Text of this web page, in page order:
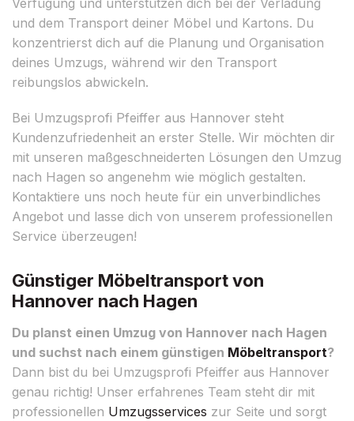
und dem Transport deiner Möbel und Kartons. Du
konzentrierst dich auf die Planung und Organisation
deines Umzugs, während wir den Transport
reibungslos abwickeln.
Bei Umzugsprofi Pfeiffer aus Hannover steht
Kundenzufriedenheit an erster Stelle. Wir möchten dir
mit unseren maßgeschneiderten Lösungen den Umzug
nach Hagen so angenehm wie möglich gestalten.
Kontaktiere uns noch heute für ein unverbindliches
Angebot und lasse dich von unserem professionellen
Service überzeugen!
Günstiger Möbeltransport von
Hannover nach Hagen
Du planst einen Umzug von Hannover nach Hagen
und suchst nach einem günstigen Möbeltransport?
Dann bist du bei Umzugsprofi Pfeiffer aus Hannover
genau richtig! Unser erfahrenes Team steht dir mit
professionellen Umzugsservices zur Seite und sorgt